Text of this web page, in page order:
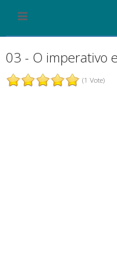
03 - O imperativo
(1 Vote)